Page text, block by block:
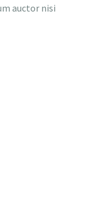
auctor nisi